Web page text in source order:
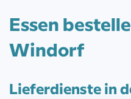
Essen
Windorf
Lieferdienste in